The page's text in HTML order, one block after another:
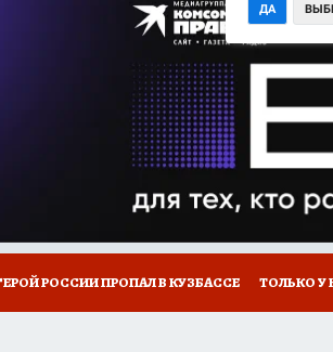
ПРОГНОЗЫ НА СПОРТ ПРОМОКОДЫ
ТЕЛЕВИЗОР
НОВОЕ НА САЙТЕ
ДА
РОССИИ ПРОПАЛ В КУЗБАССЕ ТОЛЬКО У